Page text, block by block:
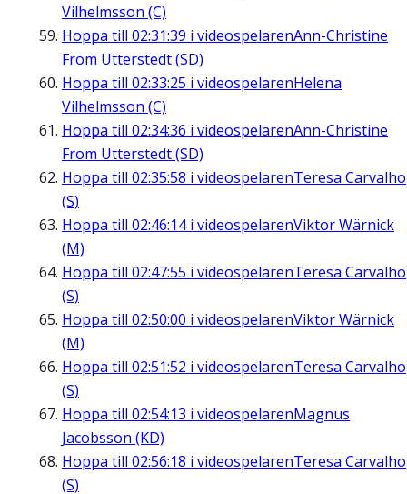
Vilhelmsson (C)
Hoppa till 02:31:39 i videospelarenAnn-Christine
From Utterstedt (SD)
Hoppa till 02:33:25 i videospelarenHelena
Vilhelmsson (C)
Hoppa till 02:34:36 i videospelarenAnn-Christine
From Utterstedt (SD)
Hoppa till 02:35:58 i videospelarenTeresa Carvalho
(S)
Hoppa till 02:46:14i videospelarenViktor Wärnick
(M)
Hoppa till 02:47:55 i videospelarenTeresa Carvalho
(S)
Hoppa till 02:50:00 i videospelarenViktor Wärnick
(M)
Hoppa till 02:51:52 i videospelarenTeresa Carvalho
(S)
Hoppa till 02:54:13 i videospelarenMagnus
Jacobsson (KD)
Hoppa till 02:56:18 i videospelarenTeresa Carvalho
(S)